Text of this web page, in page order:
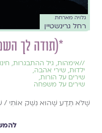
גלויה מארחת
רחל גרינשטיין
*(תודה לך
//אימהות, גיל ההתבגרות,
ילדוּת, שירי אהבה,
שירים על הורות,
שירים על משפחה
שֶׁלֹּא תֵּדַע שֶׁהוּא נִשֵּׁק אוֹתִי /